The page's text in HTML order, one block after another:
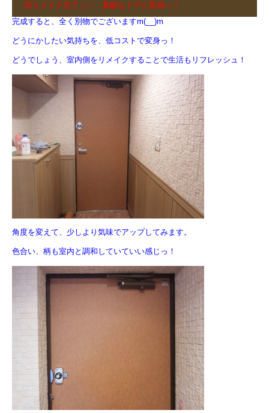
③リメイク完了っ！ 素敵なドアに変身っ！
完成すると、全く別物でございますm(__)m
どうにかしたい気持ちを、低コストで変身っ！
どうでしょう、室内側をリメイクすることで生活もリフレッシュ！
角度を変えて、少しより気味でアップしてみます。
色合い、柄も室内と調和していていい感じっ！